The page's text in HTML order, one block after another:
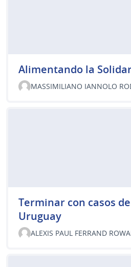
Alimentando la
MASSIMILIANO IANNOLO
Terminar con casos
Uruguay
ALEXIS PAUL FERRAND